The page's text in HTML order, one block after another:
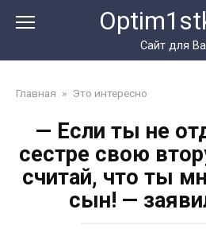
Сайт для
Главная » Это интересно
— Если ты не
сестре свою
считай, что ты
сын! —